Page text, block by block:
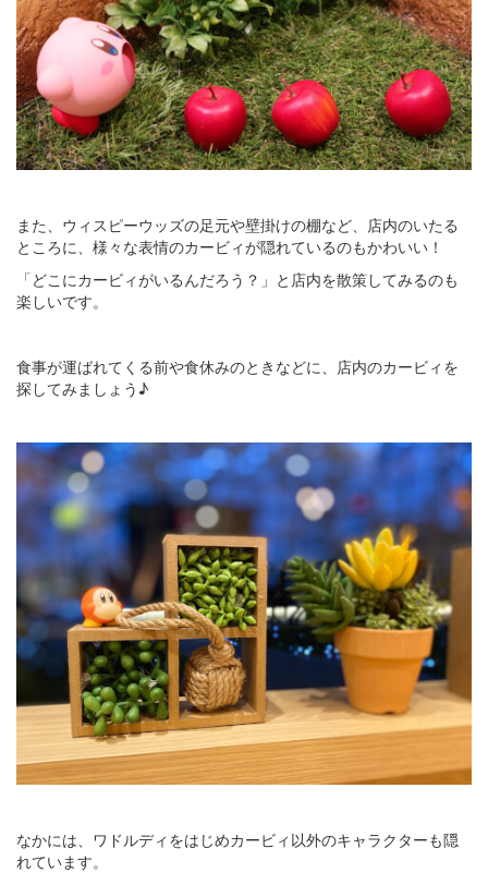
また、ウィスピーウッズの足元や壁掛けの棚など、店内のいたる
ところに、様々な表情のカービィが隠れているのもかわいい！
「どこにカービィがいるんだろう？」と店内を散策してみるのも
楽しいです。
食事が運ばれてくる前や食休みのときなどに、店内のカービィを
探してみましょう♪
なかには、ワドルディをはじめカービィ以外のキャラクターも隠
れています。